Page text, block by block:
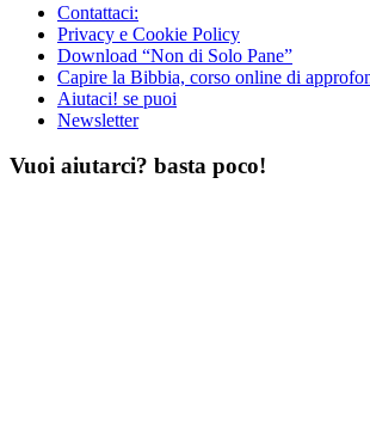
Contattaci:
Privacy e Cookie Policy
Download “Non di Solo Pane”
Capire la Bibbia, corso online di
Aiutaci! se puoi
Newsletter
Vuoi aiutarci? basta poco!